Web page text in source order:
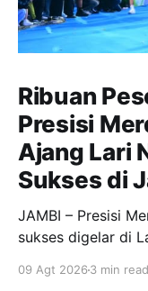
Ribuan
Presisi
Ajang Lari
Sukses di
JAMBI – Presisi
sukses digelar di
nasional tersebut
09 Agt 2026 3 min read